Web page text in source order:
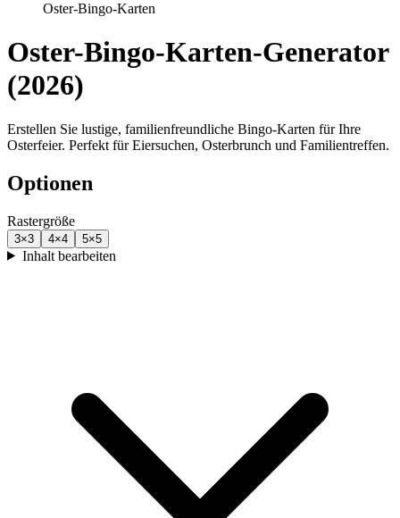
Oster-Bingo-Karten
Oster-Bingo-Karten-Generator
(2026)
Erstellen Sie lustige, familienfreundliche Bingo-Karten für Ihre
Osterfeier. Perfekt für Eiersuchen, Osterbrunch und Familientreffen.
Optionen
Rastergröße
3×3 4×4 5×5
Inhalt bearbeiten